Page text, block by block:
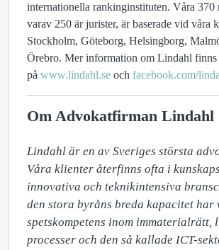
internationella rankinginstituten. Våra 370
varav 250 är jurister, är baserade vid våra
Stockholm, Göteborg, Helsingborg,
Örebro. Mer information om Lindahl finns
på www.lindahl.se och facebook.com/
Om Advokatfirman Lindahl
Lindahl är en av Sveriges största
Våra klienter återfinns ofta i
innovativa och teknikintensiva
den stora byråns breda kapacitet har
spetskompetens inom immaterialrätt,
processer och den så kallade ICT-